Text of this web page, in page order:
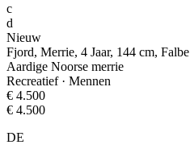
c
d
Nieuw
Fjord, Merrie, 4 Jaar, 144 cm, Falbe
Aardige Noorse merrie
Recreatief · Mennen
€ 4.500
€ 4.500
DE